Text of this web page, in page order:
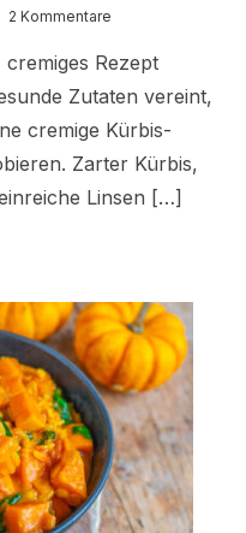
2 Kommentare
Rezept
Zutaten vereint,
cremige Kürbis-
Zarter Kürbis,
Linsen […]